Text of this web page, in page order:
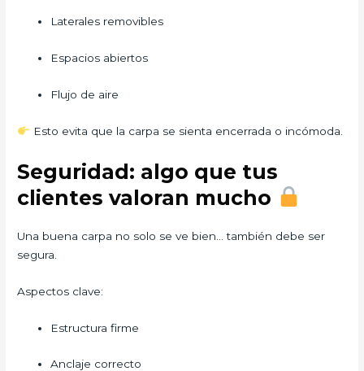
Laterales removibles
Espacios abiertos
Flujo de aire
Esto evita que la carpa se sienta encerrada o incómoda.
Seguridad: algo que tus
clientes valoran mucho
Una buena carpa no solo se ve bien… también debe ser
segura.
Aspectos clave:
Estructura firme
Anclaje correcto